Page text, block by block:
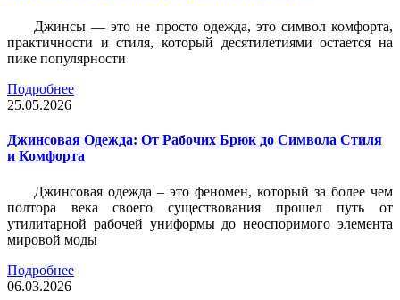
Джинсы — это не просто одежда, это символ комфорта,
практичности и стиля, который десятилетиями остается на
пике популярности
Подробнее
25.05.2026
Джинсовая Одежда: От Рабочих Брюк до Символа Стиля
и Комфорта
Джинсовая одежда – это феномен, который за более чем
полтора века своего существования прошел путь от
утилитарной рабочей униформы до неоспоримого элемента
мировой моды
Подробнее
06.03.2026